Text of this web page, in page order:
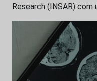
Research (INSAR)